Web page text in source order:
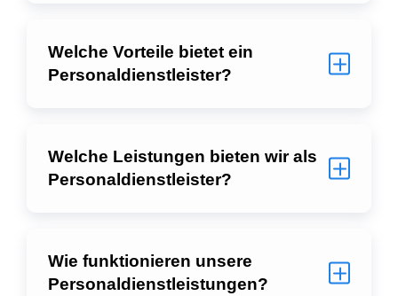
Welche Vorteile bietet ein
Personaldienstleister?
Welche Leistungen bieten wir als
Personaldienstleister?
Wie funktionieren unsere
Personaldienstleistungen?